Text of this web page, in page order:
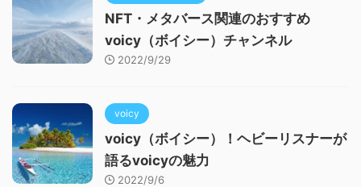
NFT・メタバース関連のおすすめ
voicy（ボイシー）チャンネル
2022/9/29
voicy
voicy（ボイシー）！ヘビーリスナーが
語るvoicyの魅力
2022/9/6